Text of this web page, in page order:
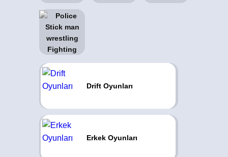
Drift Oyunları
Erkek Oyunları